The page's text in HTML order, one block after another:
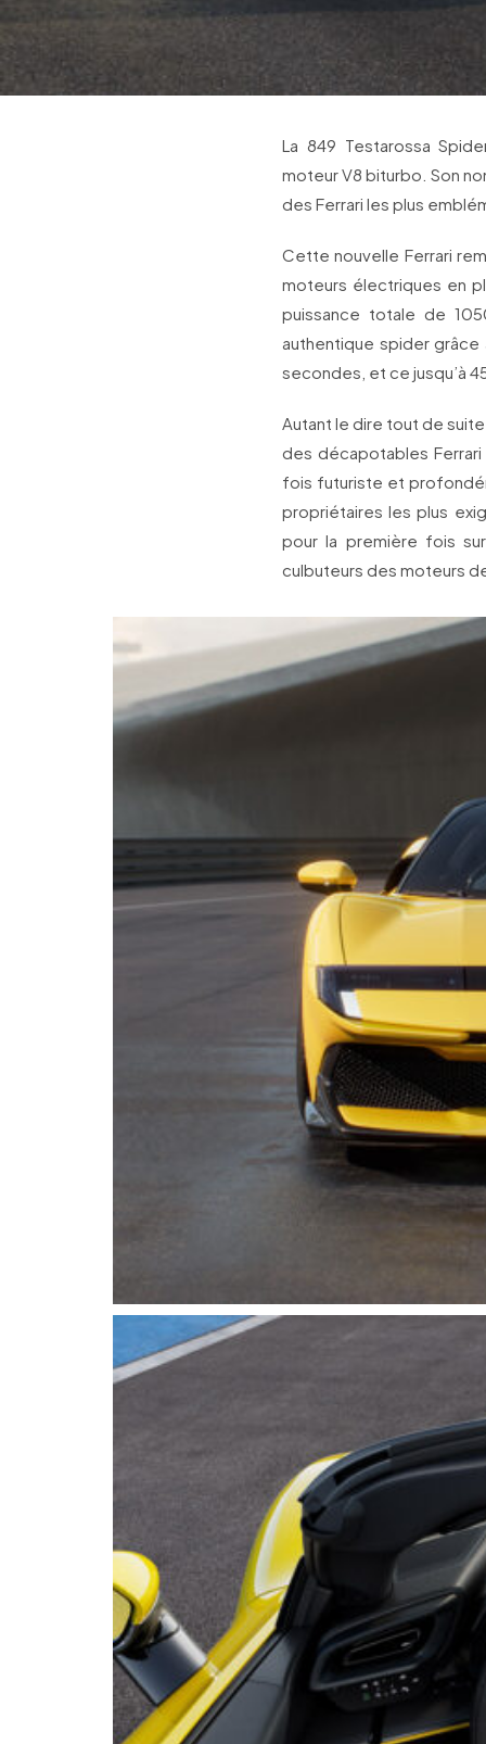
La 849 Testarossa
moteur V8 biturbo. Son
des Ferrari les plus
Cette nouvelle Ferrari
moteurs électriques en
puissance totale de
authentique spider
secondes, et ce jusqu’à
Autant le dire tout de
des décapotables
fois futuriste et
propriétaires les plus
pour la première fois
culbuteurs des moteurs